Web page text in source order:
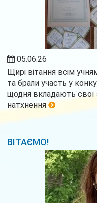
05.06.26
Щирі вітання всім
та брали участь у
щодня вкладають свої
натхнення
ВІТАЄМО!